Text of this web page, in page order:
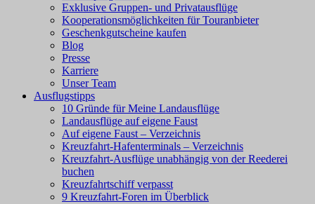
Exklusive Gruppen- und Privatausflüge
Kooperationsmöglichkeiten für Touranbieter
Geschenkgutscheine kaufen
Blog
Presse
Karriere
Unser Team
Ausflugstipps
10 Gründe für Meine Landausflüge
Landausflüge auf eigene Faust
Auf eigene Faust – Verzeichnis
Kreuzfahrt-Hafenterminals – Verzeichnis
Kreuzfahrt-Ausflüge unabhängig von der Reederei
buchen
Kreuzfahrtschiff verpasst
9 Kreuzfahrt-Foren im Überblick